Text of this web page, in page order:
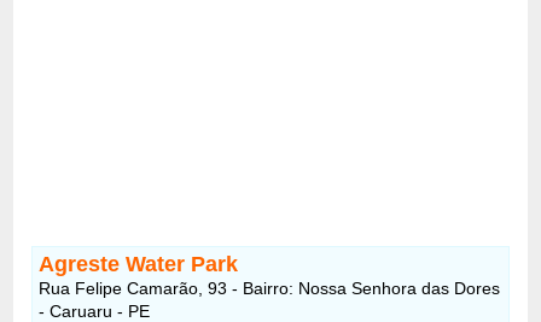
Agreste Water Park
Rua Felipe Camarão, 93 - Bairro: Nossa Senhora das Dores
- Caruaru - PE